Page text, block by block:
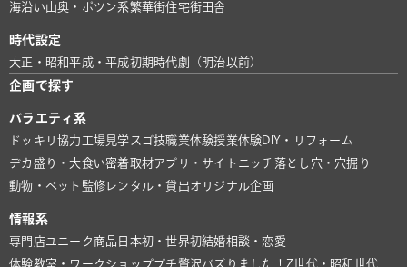
海沿い山奥・ポツン系繁華街住宅街田舎
時代設定
大正・昭和平成・平成初期時代劇（明治以前）
企画で探す
バラエティ系
ドッキリ協力 工場見学 スゴ技職業体験授業体験 DIY・リフォーム
デカ盛り・大食い密着取材アプリ・サイト ニッチ落とし穴・穴掘り
動物・ペット 監修 レンタル・貸出オリジナル企画
情報系
専門店ユニーク商品 日本初・世界初結婚相談・恋愛
体験教室・ワークショッププチ贅沢バズりました！ Z世代・昭和世代